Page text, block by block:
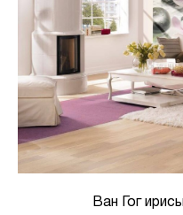
Ван Гог